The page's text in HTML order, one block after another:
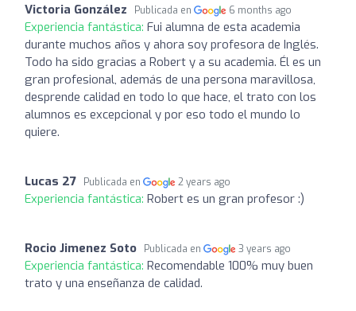
Victoria González Publicada en 6 months ago
Experiencia fantástica: Fui alumna de esta academia
durante muchos años y ahora soy profesora de Inglés.
Todo ha sido gracias a Robert y a su academia. Él es un
gran profesional, además de una persona maravillosa,
desprende calidad en todo lo que hace, el trato con los
alumnos es excepcional y por eso todo el mundo lo
quiere.
Lucas 27 Publicada en 2 years ago
Experiencia fantástica: Robert es un gran profesor :)
Rocio Jimenez Soto Publicada en 3 years ago
Experiencia fantástica: Recomendable 100% muy buen
trato y una enseñanza de calidad.